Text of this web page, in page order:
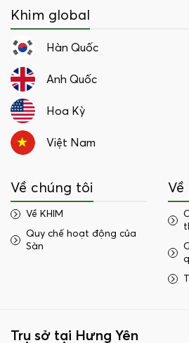
Khim global
Hàn Quốc
Anh Quốc
Hoa Kỳ
Việt Nam
Về chúng tôi
Về KHIM
Quy chế hoạt động của
Sàn
Trụ sở tại Hưng Yên